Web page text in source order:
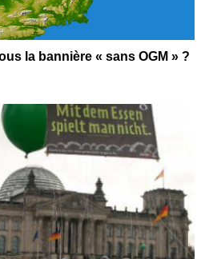
la bannière « sans OGM » ?